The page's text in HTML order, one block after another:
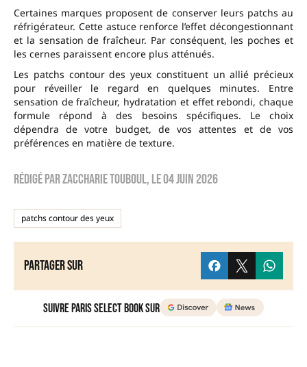
Certaines marques proposent de conserver leurs patchs au
réfrigérateur. Cette astuce renforce l’effet décongestionnant
et la sensation de fraîcheur. Par conséquent, les poches et
les cernes paraissent encore plus atténués.
Les patchs contour des yeux constituent un allié précieux
pour réveiller le regard en quelques minutes. Entre
sensation de fraîcheur, hydratation et effet rebondi, chaque
formule répond à des besoins spécifiques. Le choix
dépendra de votre budget, de vos attentes et de vos
préférences en matière de texture.
Rédigé parzaccharie touboul, le04 juin 2026
patchs contour des yeux
Partager sur
Suivre Paris Select Book sur